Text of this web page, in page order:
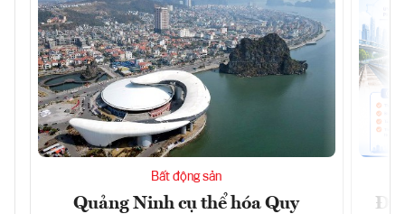
Bất động sản
Quảng Ninh cụ thể hóa Quy